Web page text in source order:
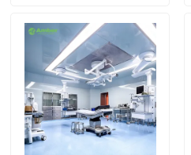
Produits
Au sujet de nous